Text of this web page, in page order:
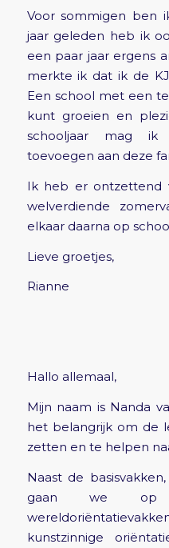
Voor sommigen ben
jaar geleden heb ik
een paar jaar ergens
merkte ik dat ik de
Een school met een
kunt groeien en
schooljaar mag ik
toevoegen aan deze
Ik heb er ontzettend
welverdiende
elkaar daarna op
Lieve groetjes,
Rianne
Hallo allemaal,
Mijn naam is Nanda
het belangrijk om de
zetten en te helpen
Naast de
gaan we op
kunstzinnige